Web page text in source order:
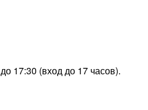
17:30 (вход до 17 часов).